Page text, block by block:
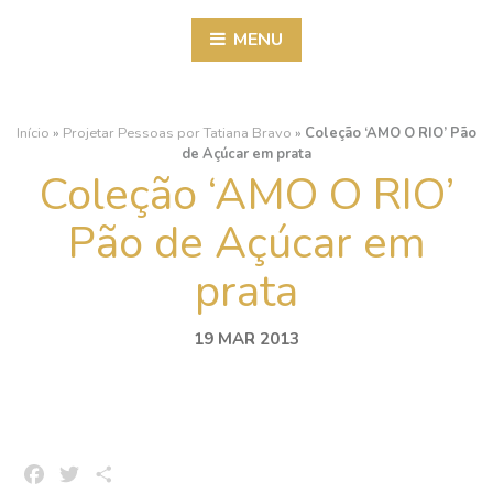
MENU
Início » Projetar Pessoas por Tatiana Bravo » Coleção ‘AMO O RIO’ Pão
de Açúcar em prata
Coleção ‘AMO O RIO’
Pão de Açúcar em
prata
19 MAR 2013
FacebookTwitter